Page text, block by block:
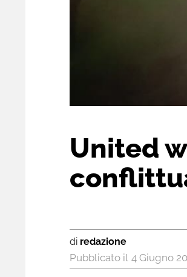
United
di redazione
4 Giugno